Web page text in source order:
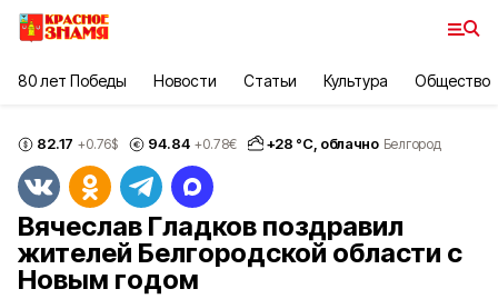
80 лет Победы Новости Статьи Культура Общество
82.17 +0.76$ 94.84 +0.78€ +28 °С, облачно Белгород
Вячеслав Гладков поздравил
жителей Белгородской области с
Новым годом